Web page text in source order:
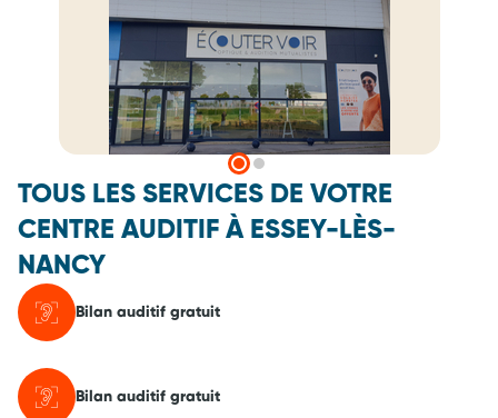
TOUS LES SERVICES DE VOTRE
CENTRE AUDITIF À ESSEY-LÈS-
NANCY
Bilan auditif gratuit
Bilan auditif gratuit